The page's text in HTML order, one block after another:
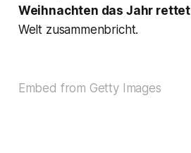
Weihnachten das Jahr rettet
Welt zusammenbricht.
Embed from Getty Images